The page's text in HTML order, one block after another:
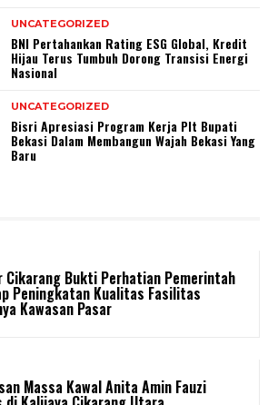
UNCATEGORIZED
BNI Pertahankan Rating ESG Global, Kredit
Hijau Terus Tumbuh Dorong Transisi Energi
Nasional
UNCATEGORIZED
Bisri Apresiasi Program Kerja Plt Bupati
Bekasi Dalam Membangun Wajah Bekasi Yang
Baru
Cikarang Bukti Perhatian Pemerintah
Peningkatan Kualitas Fasilitas
Kawasan Pasar
Massa Kawal Anita Amin Fauzi